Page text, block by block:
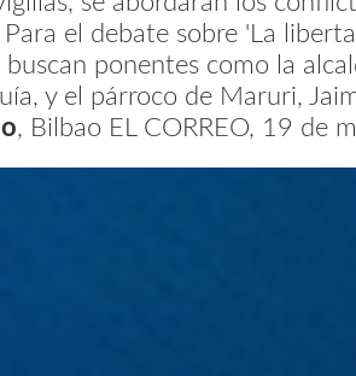
el debate sobre 'La
ponentes como la
y el párroco de Maruri,
, Bilbao EL CORREO, 19 de